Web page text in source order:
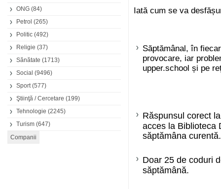
ONG (84)
Petrol (265)
Politic (492)
Religie (37)
Sănătate (1713)
Social (9496)
Sport(577)
Ştiinţă / Cercetare (199)
Tehnologie (2245)
Turism (647)
Iată cum se va
Săptămânal, în
provocare, iar
upper.school și pe
Răspunsul corect
acces la Biblioteca
săptămâna
Doar 25 de coduri
săptămână.